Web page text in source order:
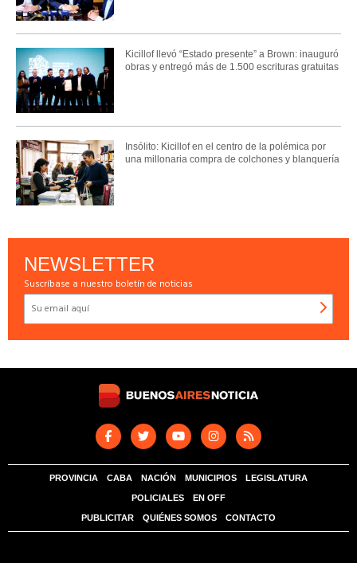
Kicillof llevó “Estado presente” a Brown: inauguró
obras y entregó más de 1.500 escrituras gratuitas
Insólito: Kicillof en el centro de la polémica por
una millonaria compra de colchones y blanquería
NEWSLETTER
Suscríbase a nuestro boletín de noticias
PROVINCIA CABA NACIÓN MUNICIPIOS LEGISLATURA
POLICIALES EN OFF
PUBLICITAR QUIÉNES SOMOS CONTACTO